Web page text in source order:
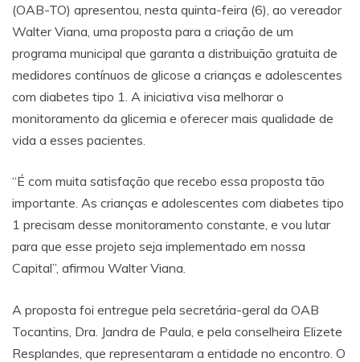
(OAB-TO) apresentou, nesta quinta-feira (6), ao vereador
Walter Viana, uma proposta para a criação de um
programa municipal que garanta a distribuição gratuita de
medidores contínuos de glicose a crianças e adolescentes
com diabetes tipo 1. A iniciativa visa melhorar o
monitoramento da glicemia e oferecer mais qualidade de
vida a esses pacientes.
“É com muita satisfação que recebo essa proposta tão
importante. As crianças e adolescentes com diabetes tipo
1 precisam desse monitoramento constante, e vou lutar
para que esse projeto seja implementado em nossa
Capital”, afirmou Walter Viana.
A proposta foi entregue pela secretária-geral da OAB
Tocantins, Dra. Jandra de Paula, e pela conselheira Elizete
Resplandes, que representaram a entidade no encontro. O